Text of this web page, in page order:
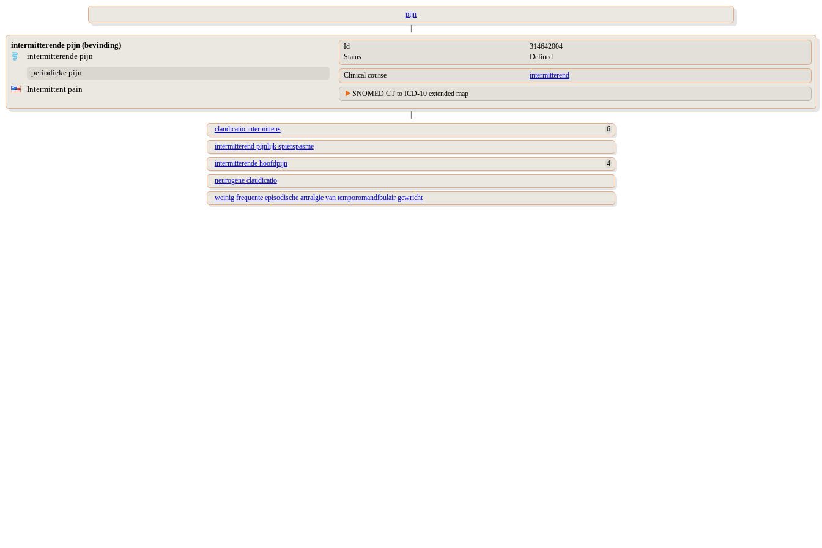
pijn
|
intermitterende pijn (bevinding)
intermitterende pijn
periodieke pijn
Intermittent pain
Id
314642004
Status
Defined
Clinical course intermitterend
SNOMED CT to ICD-10 extended map
|
claudicatio intermittens
6
intermitterend pijnlijk spierspasme
intermitterende hoofdpijn
4
neurogene claudicatio
weinig frequente episodische artralgie van temporomandibulair gewricht